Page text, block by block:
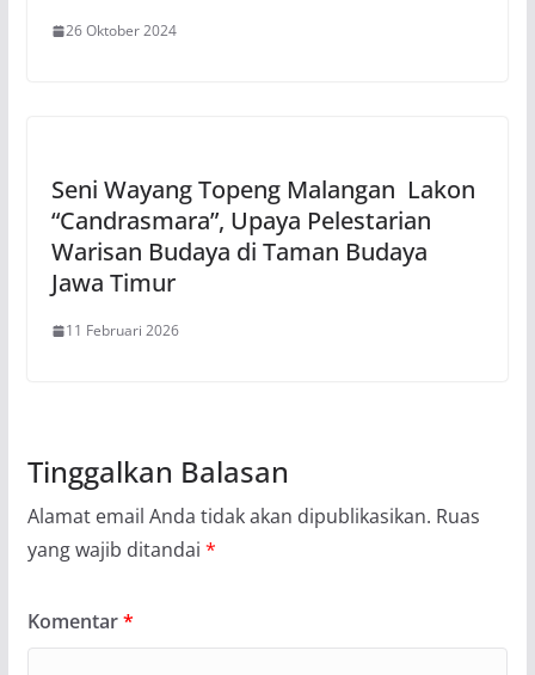
26 Oktober 2024
Seni Wayang Topeng Malangan Lakon
“Candrasmara”, Upaya Pelestarian
Warisan Budaya di Taman Budaya
Jawa Timur
11 Februari 2026
Tinggalkan Balasan
Alamat email Anda tidak akan dipublikasikan. Ruas
yang wajib ditandai *
Komentar*